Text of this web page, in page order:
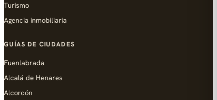
Turismo
Agencia inmobiliaria
GUÍAS DE CIUDADES
Fuenlabrada
Alcalá de Henares
Alcorcón